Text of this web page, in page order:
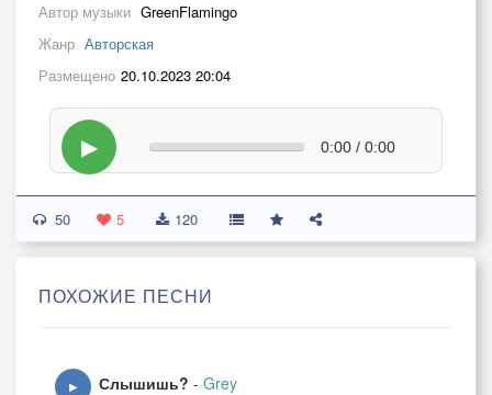
Автор музыки GreenFlamingo
Жанр Авторская
Размещено 20.10.2023 20:04
▶ 0:00 / 0:00
50 5 120
ПОХОЖИЕ ПЕСНИ
▶ Слышишь? - Grey